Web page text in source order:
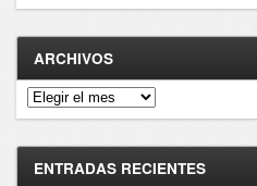
ARCHIVOS
Archivos
ENTRADAS RECIENTES